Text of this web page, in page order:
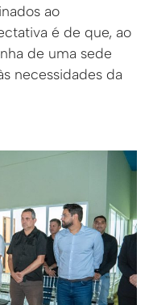
ao
é de que, ao
de uma sede
necessidades da